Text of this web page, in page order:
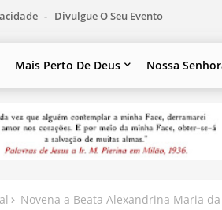
Divulgue O Seu Evento
Mais Perto De Deus Nossa
Novena a Beata Alexandrina Maria da